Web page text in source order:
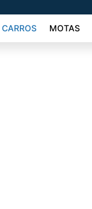
CARROS MOTAS